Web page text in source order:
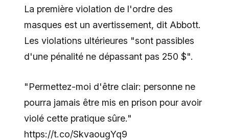
La première violation de l'ordre des
masques est un avertissement, dit Abbott.
Les violations ultérieures "sont passibles
d'une pénalité ne dépassant pas 250 $".
"Permettez-moi d'être clair: personne ne
pourra jamais être mis en prison pour avoir
violé cette pratique sûre."
https://t.co/SkvaougYq9